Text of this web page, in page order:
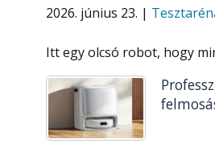
2026. június 23. |
Itt egy olcsó robot, hogy